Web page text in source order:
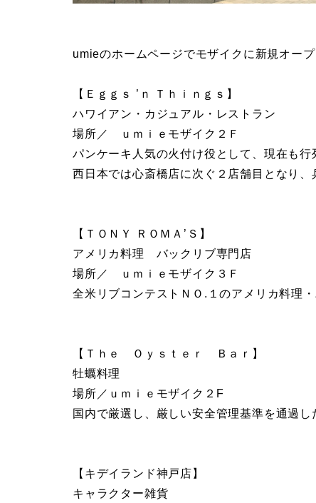
umieのホームページでモザイクに新規オー
【Ｅｇｇｓ ’ｎ Ｔｈｉｎｇｓ】
ハワイアン・カジュアル・レストラン
場所／ ｕｍｉｅモザイク２Ｆ
パンケーキ人気の火付け役として、現在も
西日本では心斎橋店に次ぐ２店舗目となり、
【ＴＯＮＹ ＲＯＭＡ’Ｓ】
アメリカ料理 バックリブ専門店
場所／ ｕｍｉｅモザイク３Ｆ
全米リブコンテストＮＯ.１のアメリカ料理・
【Ｔｈｅ Ｏｙｓｔｅｒ Ｂａｒ】
牡蠣料理
場所／ｕｍｉｅモザイク２F
国内で厳選し、厳しい安全管理基準を通過し
【キデイランド神戸店】
キャラクター雑貨